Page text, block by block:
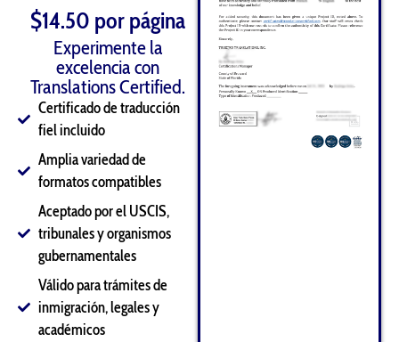
$14.50 por página
Experimente la
excelencia con
Translations Certified.
Certificado de traducción
fiel incluido
Amplia variedad de
formatos compatibles
Aceptado por el USCIS,
tribunales y organismos
gubernamentales
Válido para trámites de
inmigración, legales y
académicos